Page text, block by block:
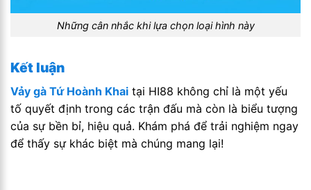
Những cân nhắc khi lựa chọn loại hình này
Kết luận
Vảy gà Tứ Hoành Khai tại HI88 không chỉ là một yếu
tố quyết định trong các trận đấu mà còn là biểu tượng
của sự bền bỉ, hiệu quả. Khám phá để trải nghiệm ngay
để thấy sự khác biệt mà chúng mang lại!